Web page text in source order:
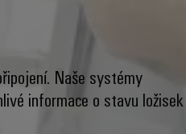
Naše systémy
informace o stavu ložisek